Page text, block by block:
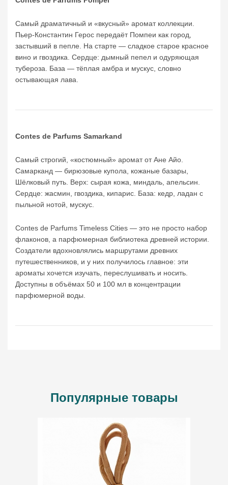
ВВЕДИТЕ И НАЖМИТЕ ENTER
Самый драматичный и «вкусный» аромат коллекции.
Пьер-Константин Герос передаёт Помпеи как город,
застывший в пепле. На старте — сладкое старое красное
вино и гвоздика. Сердце: дымный пепел и одуряющая
тубероза. База — тёплая амбра и мускус, словно
остывающая лава.
Contes de Parfums Samarkand
Самый строгий, «костюмный» аромат от Ане Айо.
Самарканд — бирюзовые купола, кожаные базары,
Шёлковый путь. Верх: сырая кожа, миндаль, апельсин.
Сердце: жасмин, гвоздика, кипарис. База: кедр, ладан с
пыльной нотой, мускус.
Contes de Parfums Timeless Cities — это не просто набор
флаконов, а парфюмерная библиотека древней истории.
Создатели вдохновлялись маршрутами древних
путешественников, и у них получилось главное: эти
ароматы хочется изучать, переслушивать и носить.
Доступны в объёмах 50 и 100 мл в концентрации
парфюмерной воды.
Популярные товары